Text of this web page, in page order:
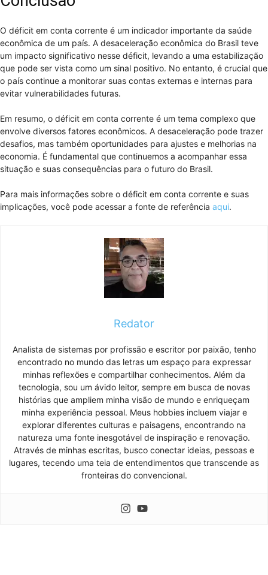
O déficit em conta corrente é um indicador importante da saúde
econômica de um país. A desaceleração econômica do Brasil teve
um impacto significativo nesse déficit, levando a uma estabilização
que pode ser vista como um sinal positivo. No entanto, é crucial que
o país continue a monitorar suas contas externas e internas para
evitar vulnerabilidades futuras.
Em resumo, o déficit em conta corrente é um tema complexo que
envolve diversos fatores econômicos. A desaceleração pode trazer
desafios, mas também oportunidades para ajustes e melhorias na
economia. É fundamental que continuemos a acompanhar essa
situação e suas consequências para o futuro do Brasil.
Para mais informações sobre o déficit em conta corrente e suas
implicações, você pode acessar a fonte de referência aqui.
Redator
Analista de sistemas por profissão e escritor por paixão, tenho
encontrado no mundo das letras um espaço para expressar
minhas reflexões e compartilhar conhecimentos. Além da
tecnologia, sou um ávido leitor, sempre em busca de novas
histórias que ampliem minha visão de mundo e enriqueçam
minha experiência pessoal. Meus hobbies incluem viajar e
explorar diferentes culturas e paisagens, encontrando na
natureza uma fonte inesgotável de inspiração e renovação.
Através de minhas escritas, busco conectar ideias, pessoas e
lugares, tecendo uma teia de entendimentos que transcende as
fronteiras do convencional.